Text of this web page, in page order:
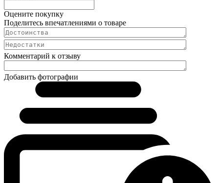
Оцените покупку
Поделитесь впечатлениями о товаре
Комментарий к отзыву
Добавить фотографии